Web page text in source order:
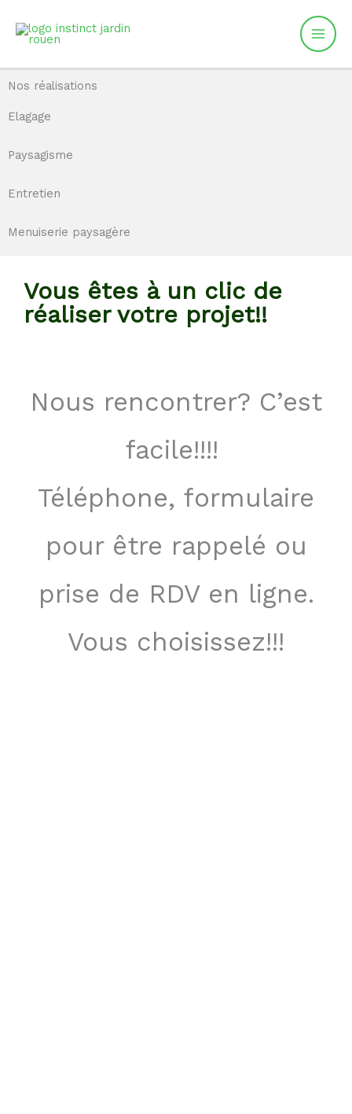
Nos réalisations
Elagage
Paysagisme
Entretien
Menuiserie paysagère
Vous êtes à un clic de
réaliser votre projet!!
Nous rencontrer? C’est
facile!!!!
Téléphone, formulaire
pour être rappelé ou
prise de RDV en ligne.
Vous choisissez!!!